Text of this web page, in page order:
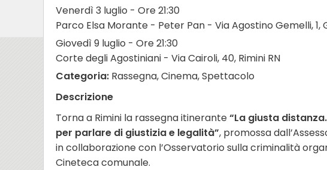
Venerdì 3 luglio - Ore 21:30
Parco Elsa Morante - Peter Pan - Via Agostino Gemelli, 1,
Giovedì 9 luglio - Ore 21:30
Corte degli Agostiniani - Via Cairoli, 40, Rimini RN
Categoria: Rassegna, Cinema, Spettacolo
Descrizione
Torna a Rimini la rassegna itinerante“La giusta
per parlare di giustizia e legalità”, promossa
in collaborazione con l’Osservatorio sulla criminalità
Cineteca comunale.